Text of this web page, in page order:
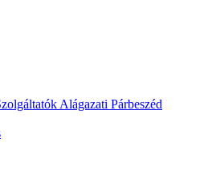
Alágazati Párbeszéd